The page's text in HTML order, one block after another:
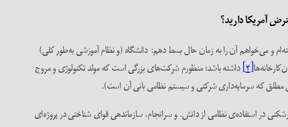
هرگز به ناصحان سیاسی که در اعتراضات حضور ندارند، اعتماد نداشته‌ام. گرچه، درسی از جنبش‌های ۱۹۶۸ گرفته‌ام و می‌خواهم آن را به زمان حال بسط دهم: دانشگاه (و نظام آموزشی به‌طور کلی)
[۴] داشته باشد؛ منظورم شرکت‌های بزرگی است که مولد تکنولوژی‌ و مروج
مطلق که سرمایه‌داری شرکتی و سیستم نظامی بانی آن است).
در استفاده‌ی نظامی از دانش. و سرانجام، سازماندهی‌ قوای شناختی در پروژه‌‌ای